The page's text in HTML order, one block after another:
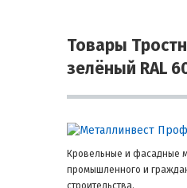
Товары
зелёный RAL
Кровельные и фасадные
промышленного и
строительства.